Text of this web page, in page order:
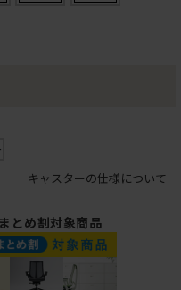
キャスターの仕様について
とめ割対象商品